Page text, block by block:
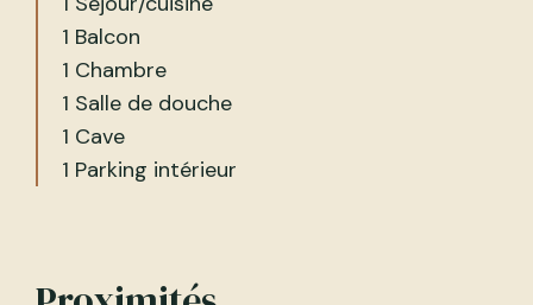
1 Balcon
1 Chambre
1 Salle de douche
1 Cave
1 Parking intérieur